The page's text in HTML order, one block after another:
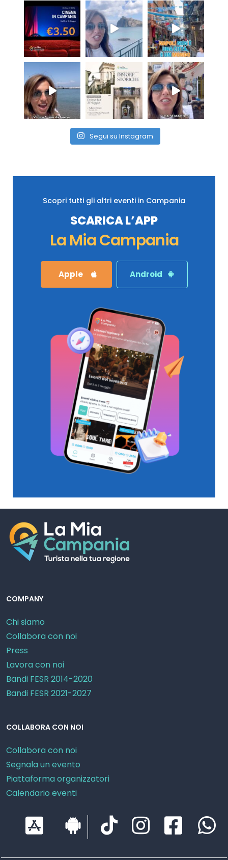
Segui su Instagram
Scopri tutti gli altri eventi in Campania
SCARICA L’APP
La Mia Campania
Apple Android
COMPANY
Chi siamo
Collabora con noi
Press
Lavora con noi
Bandi FESR 2014-2020
Bandi FESR 2021-2027
COLLABORA CON NOI
Collabora con noi
Segnala un evento
Piattaforma organizzatori
Calendario eventi